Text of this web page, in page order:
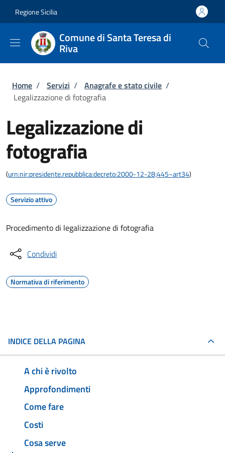
Regione Sicilia
Comune di Santa Teresa di
Riva
Briciole di pane
Home / Servizi / Anagrafe e stato civile /
Legalizzazione di fotografia
Legalizzazione di
fotografia
(urn:nir:presidente.repubblica:decreto:2000-12-28;445~art34)
Servizio attivo
Procedimento di legalizzazione di fotografia
Condividi
Normativa di riferimento
INDICE DELLA PAGINA
A chi è rivolto
Approfondimenti
Come fare
Costi
Cosa serve